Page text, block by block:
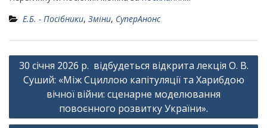
Е.Б. - Посібники, Зміни, СуперАнонс
Навігація
записів
30 січня 2026 р. відбудеться відкрита лекція О. В.
Суший: «Між Сциллою капітуляції та Харибдою
вічної війни: сценарне моделювання
повоєнного розвитку України».